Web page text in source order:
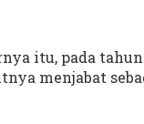
itu, pada tahun
menjabat